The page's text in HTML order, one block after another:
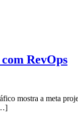
RevOps
mostra a meta